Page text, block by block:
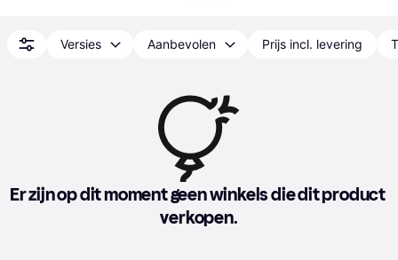
Versies Aanbevolen Prijs incl. levering
Er zijn op dit moment geen winkels die dit product
verkopen.